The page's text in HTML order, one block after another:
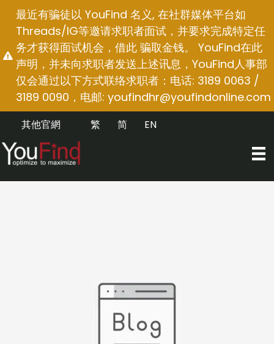
容
最近有骗徒以 YouFind 名义, 在社群媒体平台如
Threads/IG等邀请求职者面试，并要求完成特定任
务才获得面试机会，借此 骗取金钱。 YouFind在此
声明，并未向求职者发送上述讯息，YouFind人事部
仅会通过以下方式联络求职者：电话: 3189 0063 /
3189 0090，电邮: youfindhr@youfindonline.com
其他官網 EN
简
繁